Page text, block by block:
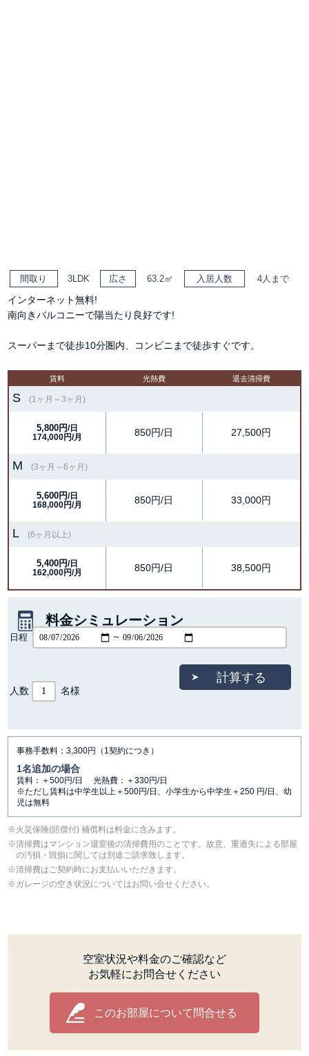
間取り 3LDK 広さ 63.2㎡ 入居人数 4人まで
インターネット無料!
南向きバルコニーで陽当たり良好です!
スーパーまで徒歩10分圏内、コンビニまで徒歩すぐです。
賃料 光熱費 退去清掃費
S (1ヶ月～3ヶ月)
5,800円/日
174,000円/月
850円/日 27,500円
M (3ヶ月～6ヶ月)
5,600円/日
168,000円/月
850円/日 33,000円
L (6ヶ月以上)
5,400円/日
162,000円/月
850円/日 38,500円
料金シミュレーション
人数 名様
日程 ～
事務手数料：3,300円（1契約につき）
1名追加の場合
賃料：＋500円/日 光熱費：＋330円/日
※ただし賃料は中学生以上＋500円/日、小学生から中学生＋250 円/日、幼
児は無料
⽕災保険(賠償付) 補償料は料⾦に含みます。
清掃費はマンション退室後の清掃費用のことです。故意、重過失による部屋
の汚損・毀損に関しては別途ご請求致します。
清掃費はご契約時にお支払いいただきます。
ガレージの空き状況についてはお問い合せください。
空室状況や料金のご確認など
お気軽にお問合せください
このお部屋について問合せる